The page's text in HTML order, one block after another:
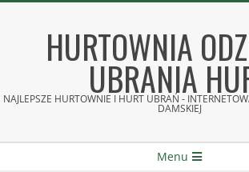
HURTOWNIA
UBRANIA
NAJLEPSZE HURTOWNIE I HURT UBRAŃ -
DAMSKIEJ
Menu